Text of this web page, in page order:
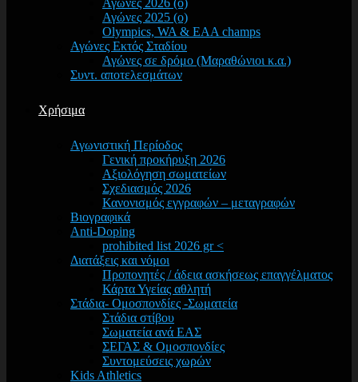
Αγώνες 2026 (o)
Αγώνες 2025 (o)
Olympics, WA & EAA champs
Αγώνες Εκτός Σταδίου
Αγώνες σε δρόμο (Μαραθώνιοι κ.α.)
Συντ. αποτελεσμάτων
Χρήσιμα
Αγωνιστική Περίοδος
Γενική προκήρυξη 2026
Αξιολόγηση σωματείων
Σχεδιασμός 2026
Κανονισμός εγγραφών – μεταγραφών
Βιογραφικά
Anti-Doping
prohibited list 2026 gr <
Διατάξεις και νόμοι
Προπονητές / άδεια ασκήσεως επαγγέλματος
Κάρτα Υγείας αθλητή
Στάδια- Ομοσπονδίες -Σωματεία
Στάδια στίβου
Σωματεία ανά ΕΑΣ
ΣΕΓΑΣ & Ομοσπονδίες
Συντομεύσεις χωρών
Kids Athletics